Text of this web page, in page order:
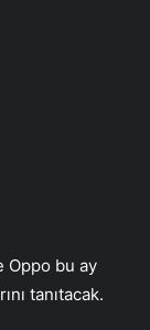
Oppo bu ay
tanıtacak.